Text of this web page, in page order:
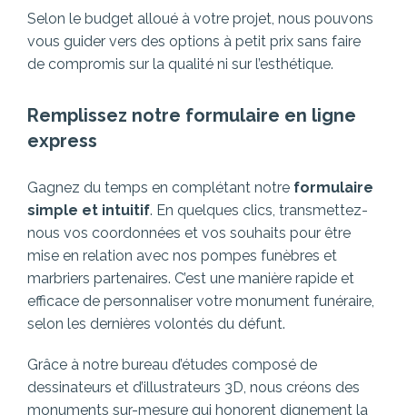
Selon le budget alloué à votre projet, nous pouvons
vous guider vers des options à petit prix sans faire
de compromis sur la qualité ni sur l’esthétique.
Remplissez notre formulaire en ligne
express
Gagnez du temps en complétant notre formulaire
simple et intuitif. En quelques clics, transmettez-
nous vos coordonnées et vos souhaits pour être
mise en relation avec nos pompes funèbres et
marbriers partenaires. C’est une manière rapide et
efficace de personnaliser votre monument funéraire,
selon les dernières volontés du défunt.
Grâce à notre bureau d’études composé de
dessinateurs et d’illustrateurs 3D, nous créons des
monuments sur-mesure qui honorent dignement la